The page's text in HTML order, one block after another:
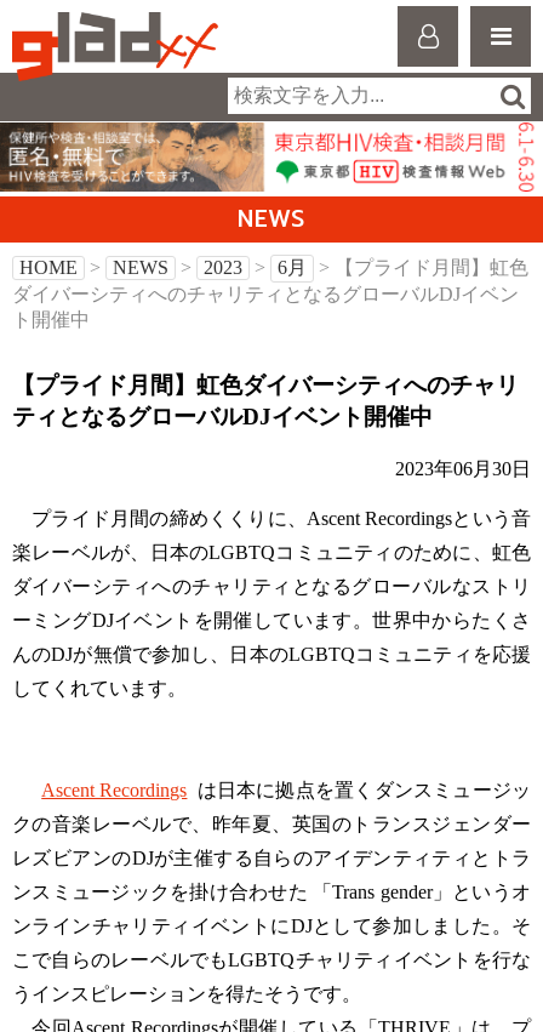
NEWS
HOME > NEWS > 2023 > 6月
> 【プライド月間】虹色
ダイバーシティへのチャリティとなるグローバルDJイベン
ト開催中
【プライド月間】虹色ダイバーシティへのチャリ
ティとなるグローバルDJイベント開催中
2023年06月30日
プライド月間の締めくくりに、Ascent Recordingsという音
楽レーベルが、日本のLGBTQコミュニティのために、虹色
ダイバーシティへのチャリティとなるグローバルなストリ
ーミングDJイベントを開催しています。世界中からたくさ
んのDJが無償で参加し、日本のLGBTQコミュニティを応援
してくれています。
Ascent Recordings は日本に拠点を置くダンスミュージッ
クの音楽レーベルで、昨年夏、英国のトランスジェンダー
レズビアン​のDJが主催する自らのアイデンティティとトラ
ンスミュージックを掛け合わせた 「Trans gender」というオ
ンラインチャリティイベントにDJとして参加しました。そ
こで自らのレーベルでもLGBTQチャリティイベントを行な
うインスピレーションを得たそうです。
今回Ascent Recordingsが開催している「THRIVE」は、プ